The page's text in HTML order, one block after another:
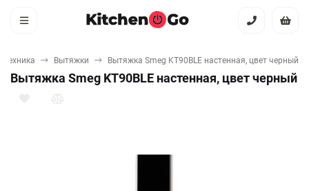
Вытяжки Вытяжка Smeg KT90BLE настенная, цвет черный
Вытяжка Smeg KT90BLE настенная, цвет черный